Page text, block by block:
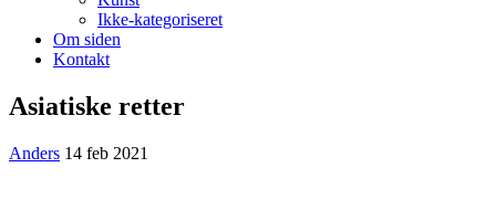
Ikke-kategoriseret
Om siden
Kontakt
Asiatiske retter
Anders 14 feb 2021